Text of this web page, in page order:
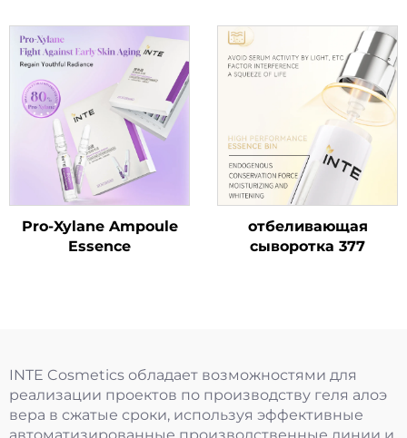
377
Pro-Xylane Ampoule
Essence
отбеливающая
сыворотка 377
INTE Cosmetics обладает возможностями для
реализации проектов по производству геля алоэ
вера в сжатые сроки, используя эффективные
автоматизированные производственные линии и